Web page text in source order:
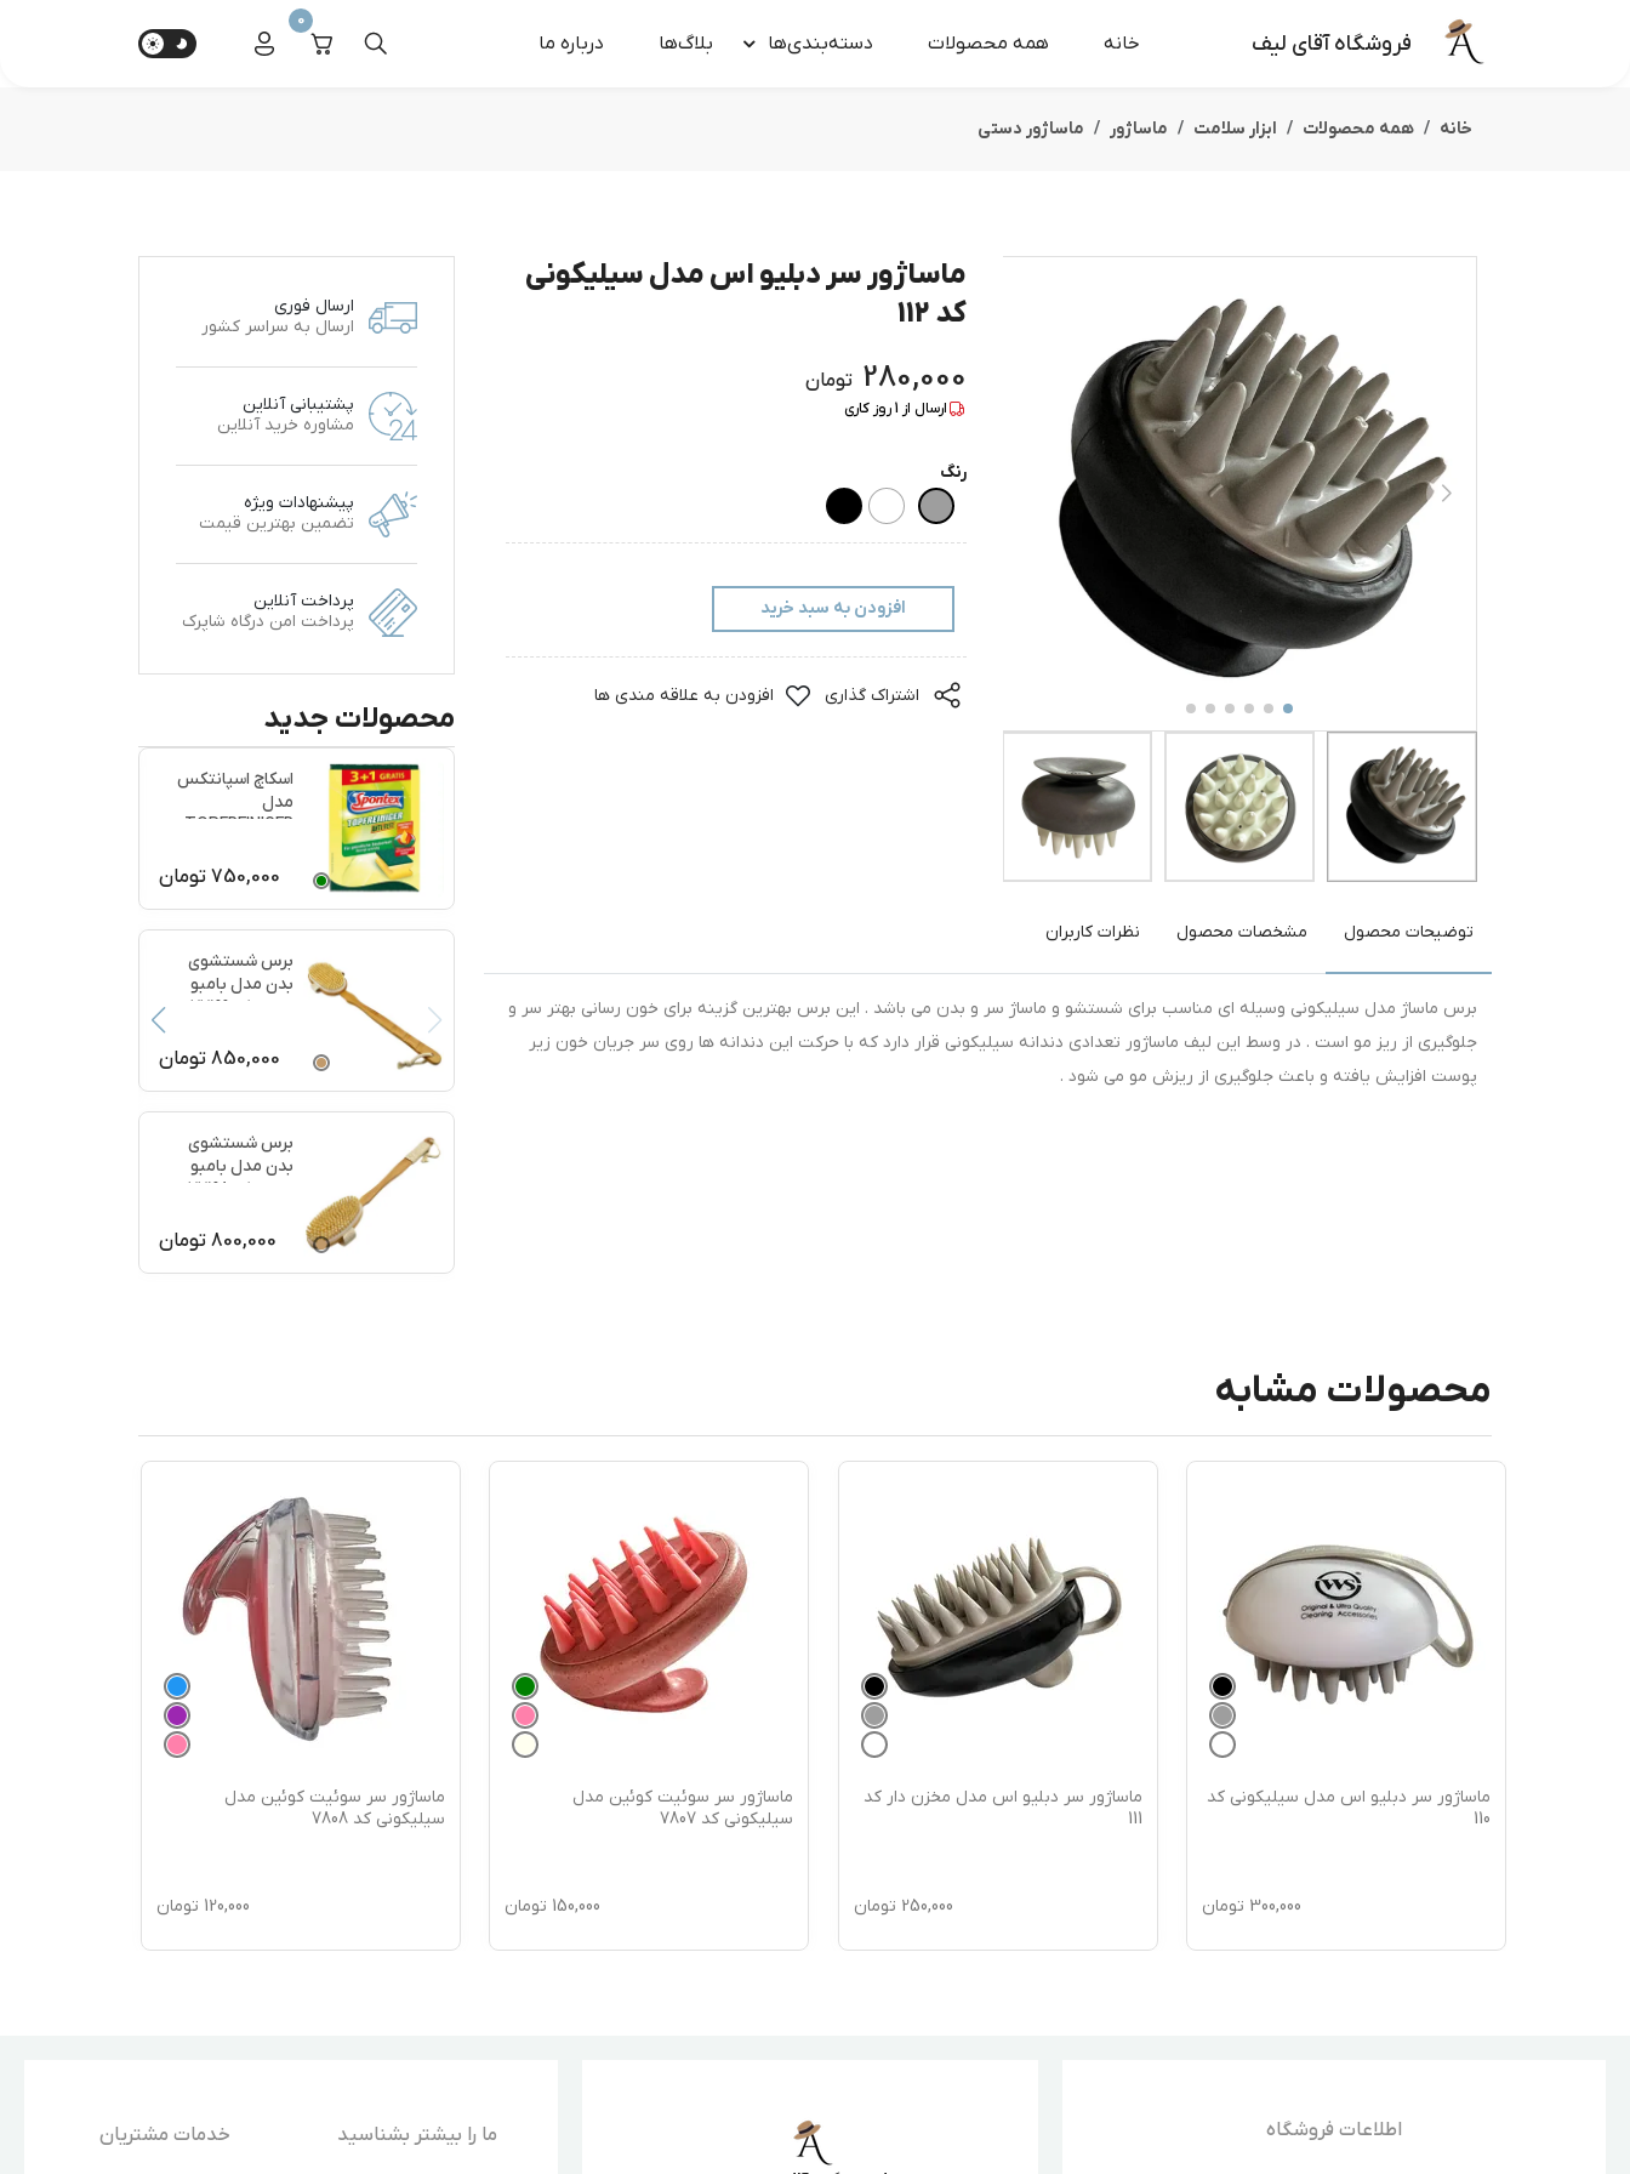
فروشگاه آقای لیف خانه همه محصولات دسته‌بندی‌ها بلاگ‌ها درباره‌ ما
0
خانه همه محصولات ابزار سلامت ماساژور ماساژور دستی
ماساژور سر دبلیو اس مدل سیلیکونی
کد 112
280,000 تومان
ارسال از 1روز کاری
رنگ
افزودن به سبد خرید
اشتراک گذاری افزودن به علاقه مندی ها
توضیحات محصول مشخصات محصول نظرات کاربران
برس ماساژ مدل سیلیکونی وسیله ای مناسب برای شستشو و ماساژ سر و بدن می باشد . این برس بهترین گزینه برای خون رسانی بهتر سر و
جلوگیری از ریز مو است . در وسط این لیف ماساژور تعدادی دندانه سیلیکونی قرار دارد که با حرکت این دندانه ها روی سر جریان خون زیر
پوست افزایش یافته و باعث جلوگیری از ریزش مو می شود .
ارسال فوری
ارسال به سراسر کشور
پشتیبانی آنلاین
مشاوره خرید آنلاین
پیشنهادات ویژه
تضمین بهترین قیمت
پرداخت آنلاین
پرداخت امن درگاه شاپرک
محصولات جدید
اسکاچ اسپانتکس
مدل
TOPFREINIGER
750,000 تومان
برس شستشوی
بدن مدل بامبو
ماساژ کد 77199
850,000 تومان
برس شستشوی
بدن مدل بامبو
ماساژ کد 77198
800,000 تومان
محصولات مشابه
ماساژور سر دبلیو اس مدل سیلیکونی کد
110
300,000 تومان
ماساژور سر دبلیو اس مدل مخزن دار کد
111
250,000 تومان
ماساژور سر سوئیت کوئین مدل
سیلیکونی کد 7807
150,000 تومان
ماساژور سر سوئیت کوئین مدل
سیلیکونی کد 7808
120,000 تومان
اطلاعات فروشگاه ما را بیشتر بشناسید خدمات مشتریان